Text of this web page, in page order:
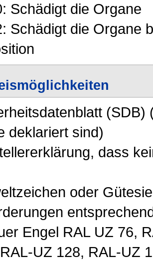
Schädigt die Organe
Schädigt die Organe
deklariert sind)
dass
oder
Engel RAL UZ 76,
UZ 128, RAL-UZ